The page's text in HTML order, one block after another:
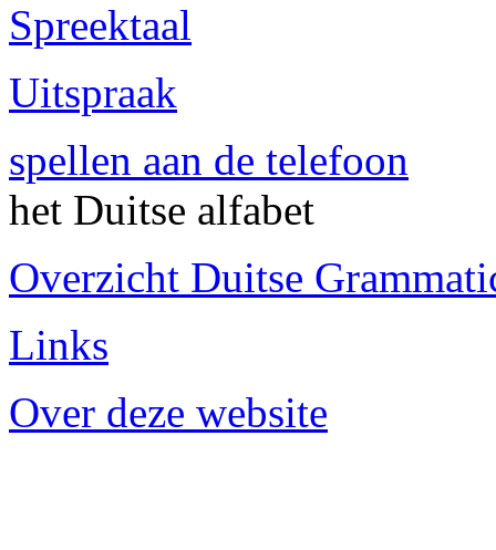
Spreektaal
Uitspraak
spellen aan de telefoon
het Duitse alfabet
Overzicht Duitse
Links
Over deze website